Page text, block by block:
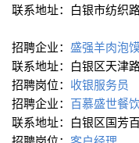
联系地址：白银市纺织
招聘企业： 盛强羊肉泡
联系地址：白银区天津
招聘岗位： 收银服务员
招聘企业： 百慕盛世餐
联系地址：白银区国芳